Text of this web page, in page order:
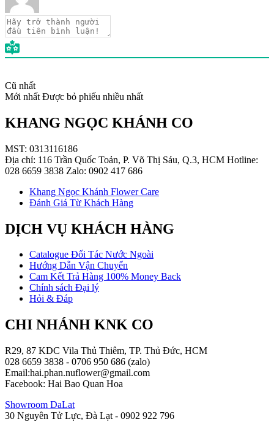
Cũ nhất
Mới nhất Được bỏ phiếu nhiều nhất
KHANG NGỌC KHÁNH CO
MST: 0313116186
Địa chỉ: 116 Trần Quốc Toản, P. Võ Thị Sáu, Q.3, HCM Hotline:
028 6659 3838 Zalo: 0902 417 686
Khang Ngọc Khánh Flower Care
Đánh Giá Từ Khách Hàng
DỊCH VỤ KHÁCH HÀNG
Catalogue Đối Tác Nước Ngoài
Hướng Dẫn Vận Chuyển
Cam Kết Trả Hàng 100% Money Back
Chính sách Đại lý
Hỏi & Đáp
CHI NHÁNH KNK CO
R29, 87 KDC Vila Thủ Thiêm, TP. Thủ Đức, HCM
028 6659 3838 - 0706 950 686 (zalo)
Email:hai.phan.nuflower@gmail.com
Facebook: Hai Bao Quan Hoa
Showroom DaLat
30 Nguyên Tử Lực, Đà Lạt - 0902 922 796